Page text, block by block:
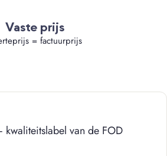
Vaste prijs
= factuurprijs
van de FOD